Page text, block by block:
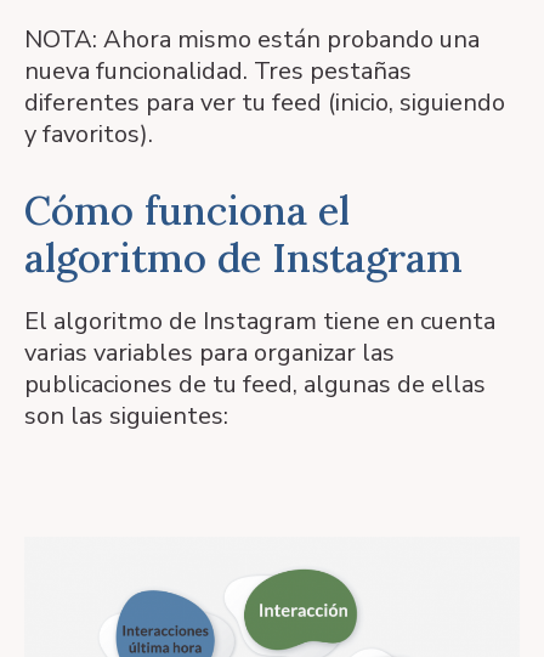
NOTA: Ahora mismo están probando una
nueva funcionalidad. Tres pestañas
diferentes para ver tu feed (inicio, siguiendo
y favoritos).
Cómo funciona el
algoritmo de Instagram
El algoritmo de Instagram tiene en cuenta
varias variables para organizar las
publicaciones de tu feed, algunas de ellas
son las siguientes: